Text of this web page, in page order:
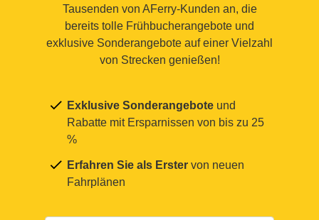
Tausenden von AFerry-Kunden an, die
bereits tolle Frühbucherangebote und
exklusive Sonderangebote auf einer Vielzahl
von Strecken genießen!
Exklusive Sonderangebote und
Rabatte mit Ersparnissen von bis zu 25
%
Erfahren Sie als Erster von neuen
Fahrplänen